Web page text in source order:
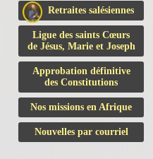
Retraites salésiennes
Ligue des saints Cœurs
de Jésus, Marie et Joseph
Approbation définitive
des Constitutions
Nos missions en Afrique
Nouvelles par courriel